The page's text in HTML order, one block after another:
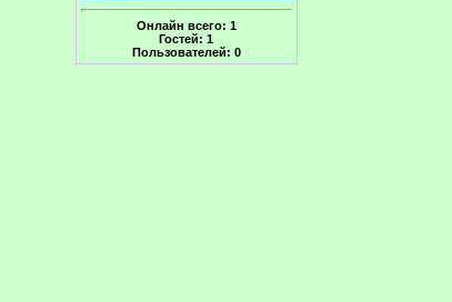
Онлайн всего: 1
Гостей: 1
Пользователей: 0